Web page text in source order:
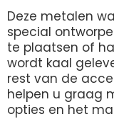
Deze metalen
special
te plaatsen of
wordt kaal
rest van de
helpen u graag
opties en het